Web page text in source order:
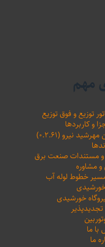
مهم
توزیع و فوق توزیع
و کاربردها
نیرو (۰.۲.۶۱)
و مستندات صنعت برق
مشاوره
مسیر خطوط لوله آب
خورشیدی
خورشیدی
تجدیدپذیر
ما
ما